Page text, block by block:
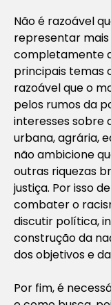
Não é razoável
representar mais
completamente
principais temas
razoável que o
pelos rumos da
interesses sobre
urbana, agrária,
não ambicione
outras riquezas
justiça. Por isso
combater o
discutir política,
construção da
dos objetivos e
Por fim, é